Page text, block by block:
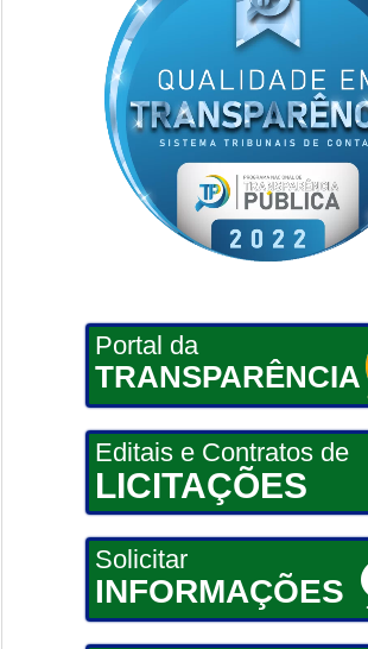
Portal da
TRANSPARÊNCIA
Editais e Contratos de
LICITAÇÕES
Solicitar
INFORMAÇÕES